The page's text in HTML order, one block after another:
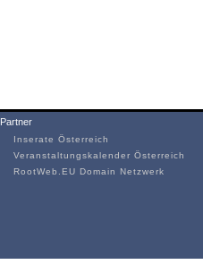
Partner
Inserate Österreich
Veranstaltungskalender Österreich
RootWeb.EU Domain Netzwerk